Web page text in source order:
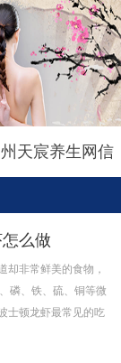
天宸养生网信
么做
却非常鲜美的食物，
磷、铁、硫、铜等微
士顿龙虾最常见的吃